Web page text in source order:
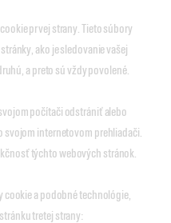
prvej strany. Tieto súbory
ako je sledovanie vašej
a preto sú vždy povolené.
počítači odstrániť alebo
internetovom prehliadači.
týchto webových stránok.
cookie a podobné technológie,
tretej strany: